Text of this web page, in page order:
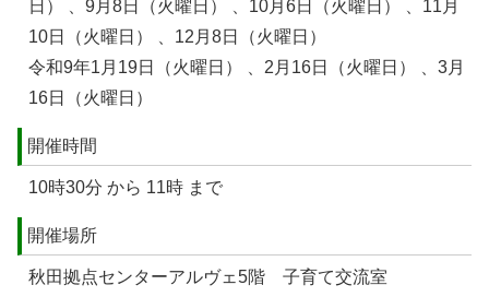
日） 、9月8日（火曜日） 、10月6日（火曜日） 、11月
10日（火曜日） 、12月8日（火曜日）
令和9年1月19日（火曜日） 、2月16日（火曜日） 、3月
16日（火曜日）
開催時間
10時30分 から 11時 まで
開催場所
秋田拠点センターアルヴェ5階 子育て交流室